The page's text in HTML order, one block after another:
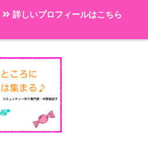
詳しいプロフィールはこちら